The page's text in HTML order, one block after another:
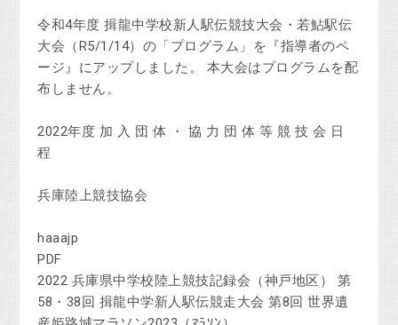
令和4年度 揖龍中学校新人駅伝競技大会・若鮎駅伝
大会（R5/1/14）の「プログラム」を『指導者のペ
ージ』にアップしました。 本大会はプログラムを配
布しません。
2022年度 加 入 団 体 ・ 協 力 団 体 等 競 技 会 日
程
兵庫陸上競技協会
haaajp
PDF
2022 兵庫県中学校陸上競技記録会（神戸地区） 第
58・38回 揖龍中学新人駅伝競走大会 第8回 世界遺